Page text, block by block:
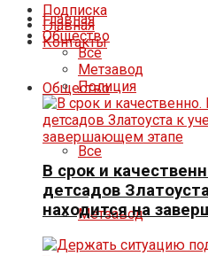
Подписка
Контакты
Главная
Общество
Все
Метзавод
Главная
Общество
Все
Метзавод
Полиция
В срок и
детсадов
находится на